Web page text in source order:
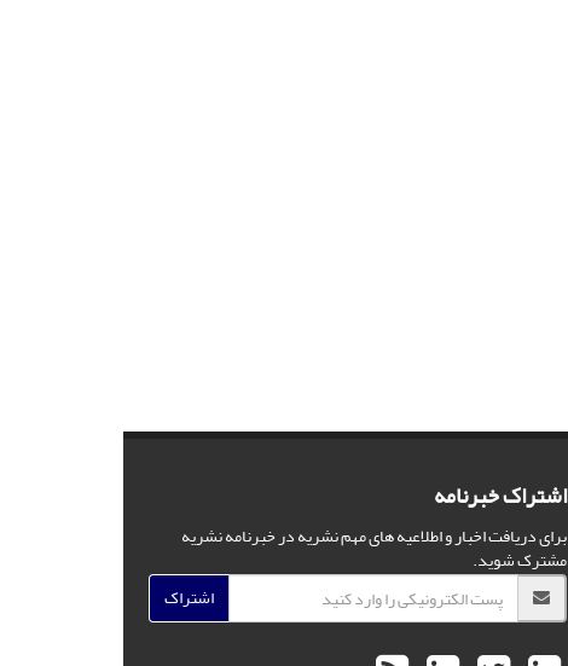
اشتراک خبرنامه
برای دریافت اخبار و اطلاعیه های مهم نشریه در خبرنامه نشریه
مشترک شوید.
اشتراک